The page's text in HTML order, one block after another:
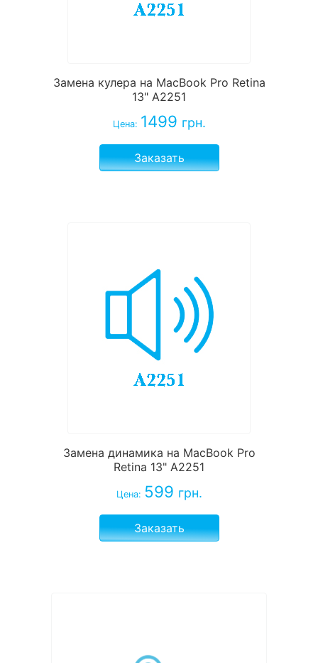
Замена кулера на MacBook Pro Retina
13" A2251
Цена: 1499 грн.
Заказать
Замена динамика на MacBook Pro
Retina 13" A2251
Цена: 599 грн.
Заказать